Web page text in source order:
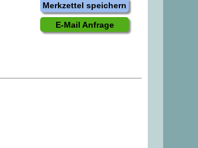
Merkzettel speichern
E-Mail Anfrage